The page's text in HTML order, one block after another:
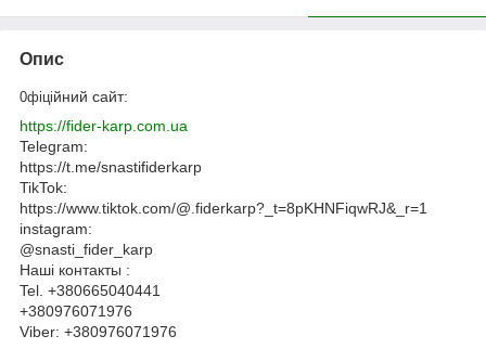
Опис
0фіційний сайт:
https://fider-karp.com.ua
Telegram:
https://t.me/snastifiderkarp
TikTok:
https://www.tiktok.com/@.fiderkarp?_t=8pKHNFiqwRJ&_r=1
instagram:
@snasti_fider_karp
Наші контакты :
Tel. +380665040441
+380976071976
Viber: +380976071976